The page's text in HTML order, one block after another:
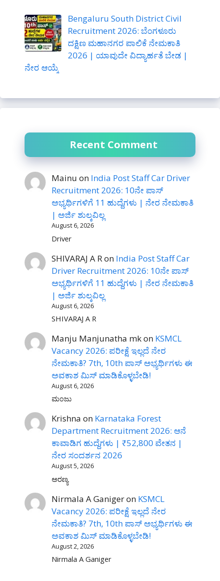
Bengaluru South District Civil
Recruitment 2026: ಬೆಂಗಳೂರು
ದಕ್ಷಿಣ ಮಹಾನಗರ ಪಾಲಿಕೆ ನೇಮಕಾತಿ
2026 | ಯಾವುದೇ ವಿದ್ಯಾರ್ಹತೆ ಬೇಡ |
ನೇರ ಆಯ್ಕೆ
Recent Comment
Mainu on India Post Staff Car Driver
Recruitment 2026: 10ನೇ ಪಾಸ್
ಅಭ್ಯರ್ಥಿಗಳಿಗೆ 11 ಹುದ್ದೆಗಳು | ನೇರ ನೇಮಕಾತಿ
| ಅರ್ಜಿ ಶುಲ್ಕವಿಲ್ಲ
August 6, 2026
Driver
SHIVARAJ A Ron India Post Staff Car
Driver Recruitment 2026: 10ನೇ ಪಾಸ್
ಅಭ್ಯರ್ಥಿಗಳಿಗೆ 11 ಹುದ್ದೆಗಳು | ನೇರ ನೇಮಕಾತಿ
| ಅರ್ಜಿ ಶುಲ್ಕವಿಲ್ಲ
August 6, 2026
SHIVARAJ A R
Manju Manjunatha mkon KSMCL
Vacancy 2026: ಪರೀಕ್ಷೆ ಇಲ್ಲದೆ ನೇರ
ನೇಮಕಾತಿ? 7th, 10th ಪಾಸ್ ಅಭ್ಯರ್ಥಿಗಳು ಈ
ಅವಕಾಶ ಮಿಸ್ ಮಾಡಿಕೊಳ್ಳಬೇಡಿ!
August 6, 2026
ಮಂಜು
Krishna on Karnataka Forest
Department Recruitment 2026: ಆನೆ
ಕಾವಾಡಿಗ ಹುದ್ದೆಗಳು | ₹52,800 ವೇತನ |
ನೇರ ಸಂದರ್ಶನ 2026
August 5, 2026
ಅರಣ್ಯ
Nirmala A Ganigeron KSMCL
Vacancy 2026: ಪರೀಕ್ಷೆ ಇಲ್ಲದೆ ನೇರ
ನೇಮಕಾತಿ? 7th, 10th ಪಾಸ್ ಅಭ್ಯರ್ಥಿಗಳು ಈ
ಅವಕಾಶ ಮಿಸ್ ಮಾಡಿಕೊಳ್ಳಬೇಡಿ!
August 2, 2026
Nirmala A Ganiger